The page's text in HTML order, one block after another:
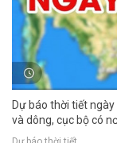
Dự báo thời tiết
và dông, cục bộ có